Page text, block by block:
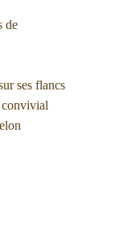
de
ses flancs
convivial